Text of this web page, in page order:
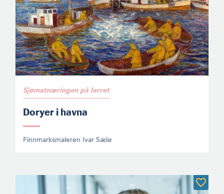
Sjømatnæringen på lerret
Doryer i havna
Finnmarksmaleren Ivar Sælø